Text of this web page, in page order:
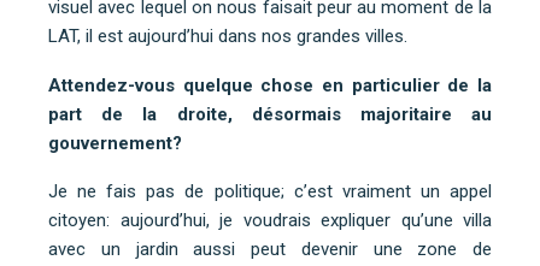
visuel avec lequel on nous faisait peur au moment de la
LAT, il est aujourd’hui dans nos grandes villes.
Attendez-vous quelque chose en particulier de la
part de la droite, désormais majoritaire au
gouvernement?
Je ne fais pas de politique; c’est vraiment un appel
citoyen: aujourd’hui, je voudrais expliquer qu’une villa
avec un jardin aussi peut devenir une zone de